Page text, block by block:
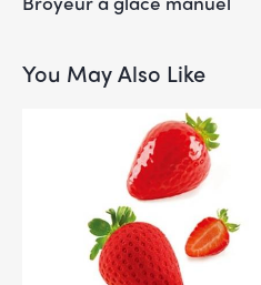
You May Also Like